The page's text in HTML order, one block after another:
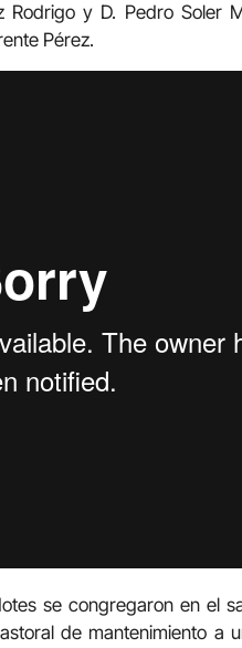
Rodrigo y D. Pedro Soler
Pérez.
se congregaron en el
de mantenimiento a